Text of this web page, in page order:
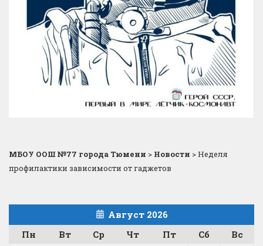
МБОУ ООШ №77 города Тюмени > Новости >Неделя
профилактики зависимости от гаджетов
Август 2026
Пн
Вт Ср Чт Пт Сб
Вс